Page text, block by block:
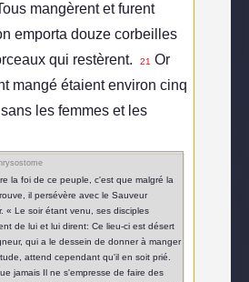
mangèrent et furent
emporta douze corbeilles
qui restèrent.
21 Or
mangé étaient environ cinq
les femmes et les
la foi de ce peuple, c'est que malgré la
il persévère avec le Sauveur
« Le soir étant venu, ses disciples
de lui et lui dirent: Ce lieu-ci est désert
qui a le dessein de donner à manger
attend cependant qu'il en soit prié.
jamais Il ne s'empresse de faire des